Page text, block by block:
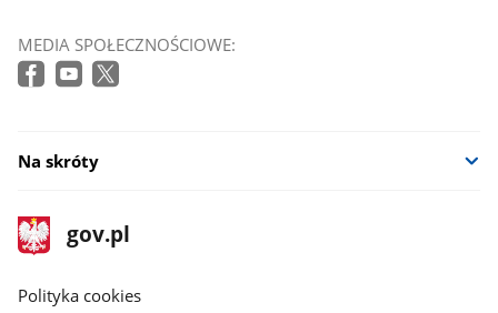
MEDIA SPOŁECZNOŚCIOWE:
Na skróty
stopka
gov.pl
Strona
gov.pl
gov.pl
Polityka cookies